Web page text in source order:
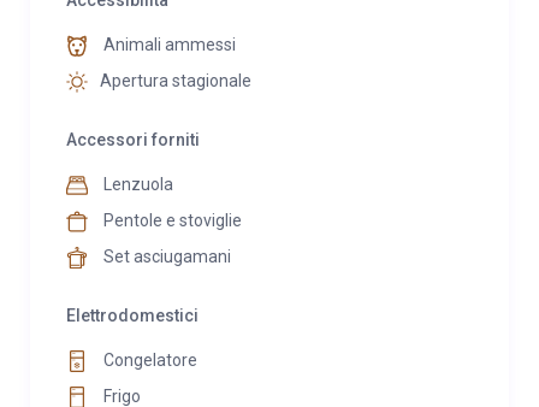
Animali ammessi
Apertura stagionale
Accessori forniti
Lenzuola
Pentole e stoviglie
Set asciugamani
Elettrodomestici
Congelatore
Frigo